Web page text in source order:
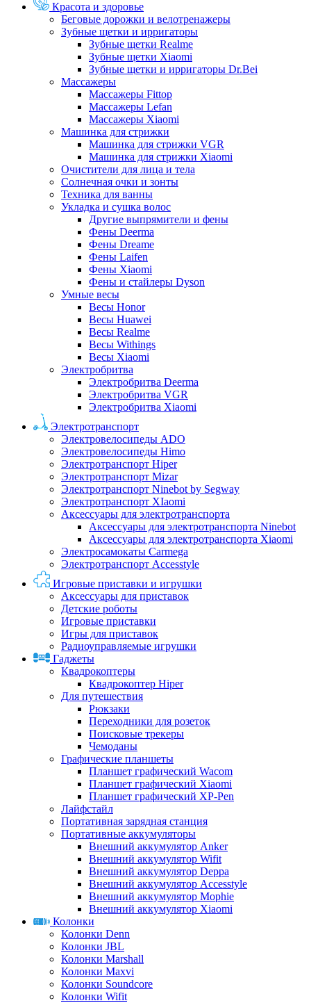
Красота и здоровье
Беговые дорожки и велотренажеры
Зубные щетки и ирригаторы
Зубные щетки Realme
Зубные щетки Xiaomi
Зубные щетки и ирригаторы Dr.Bei
Массажеры
Массажеры Fittop
Массажеры Lefan
Массажеры Xiaomi
Машинка для стрижки
Машинка для стрижки VGR
Машинка для стрижки Xiaomi
Очистители для лица и тела
Солнечная очки и зонты
Техника для ванны
Укладка и сушка волос
Другие выпрямители и фены
Фены Deerma
Фены Dreame
Фены Laifen
Фены Xiaomi
Фены и стайлеры Dyson
Умные весы
Весы Honor
Весы Huawei
Весы Realme
Весы Withings
Весы Xiaomi
Электробритва
Электробритва Deerma
Электробритва VGR
Электробритва Xiaomi
Электротранспорт
Электровелосипеды ADO
Электровелосипеды Himo
Электротранспорт Hiper
Электротранспорт Mizar
Электротранспорт Ninebot by Segway
Электротранспорт XIaomi
Аксессуары для электротранспорта
Аксессуары для электротранспорта Ninebot
Аксессуары для электротранспорта Xiaomi
Электросамокаты Carmega
Электротранспорт Accesstyle
Игровые приставки и игрушки
Аксессуары для приставок
Детские роботы
Игровые приставки
Игры для приставок
Радиоуправляемые игрушки
Гаджеты
Квадрокоптеры
Квадрокоптер Hiper
Для путешествия
Рюкзаки
Переходники для розеток
Поисковые трекеры
Чемоданы
Графические планшеты
Планшет графический Wacom
Планшет графический Xiaomi
Планшет графический XP-Pen
Лайфстайл
Портативная зарядная станция
Портативные аккумуляторы
Внешний аккумулятор Anker
Внешний аккумулятор Wifit
Внешний аккумулятор Deppa
Внешний аккумулятор Accesstyle
Внешний аккумулятор Mophie
Внешний аккумулятор Xiaomi
Колонки
Колонки Denn
Колонки JBL
Колонки Marshall
Колонки Maxvi
Колонки Soundcore
Колонки Wifit